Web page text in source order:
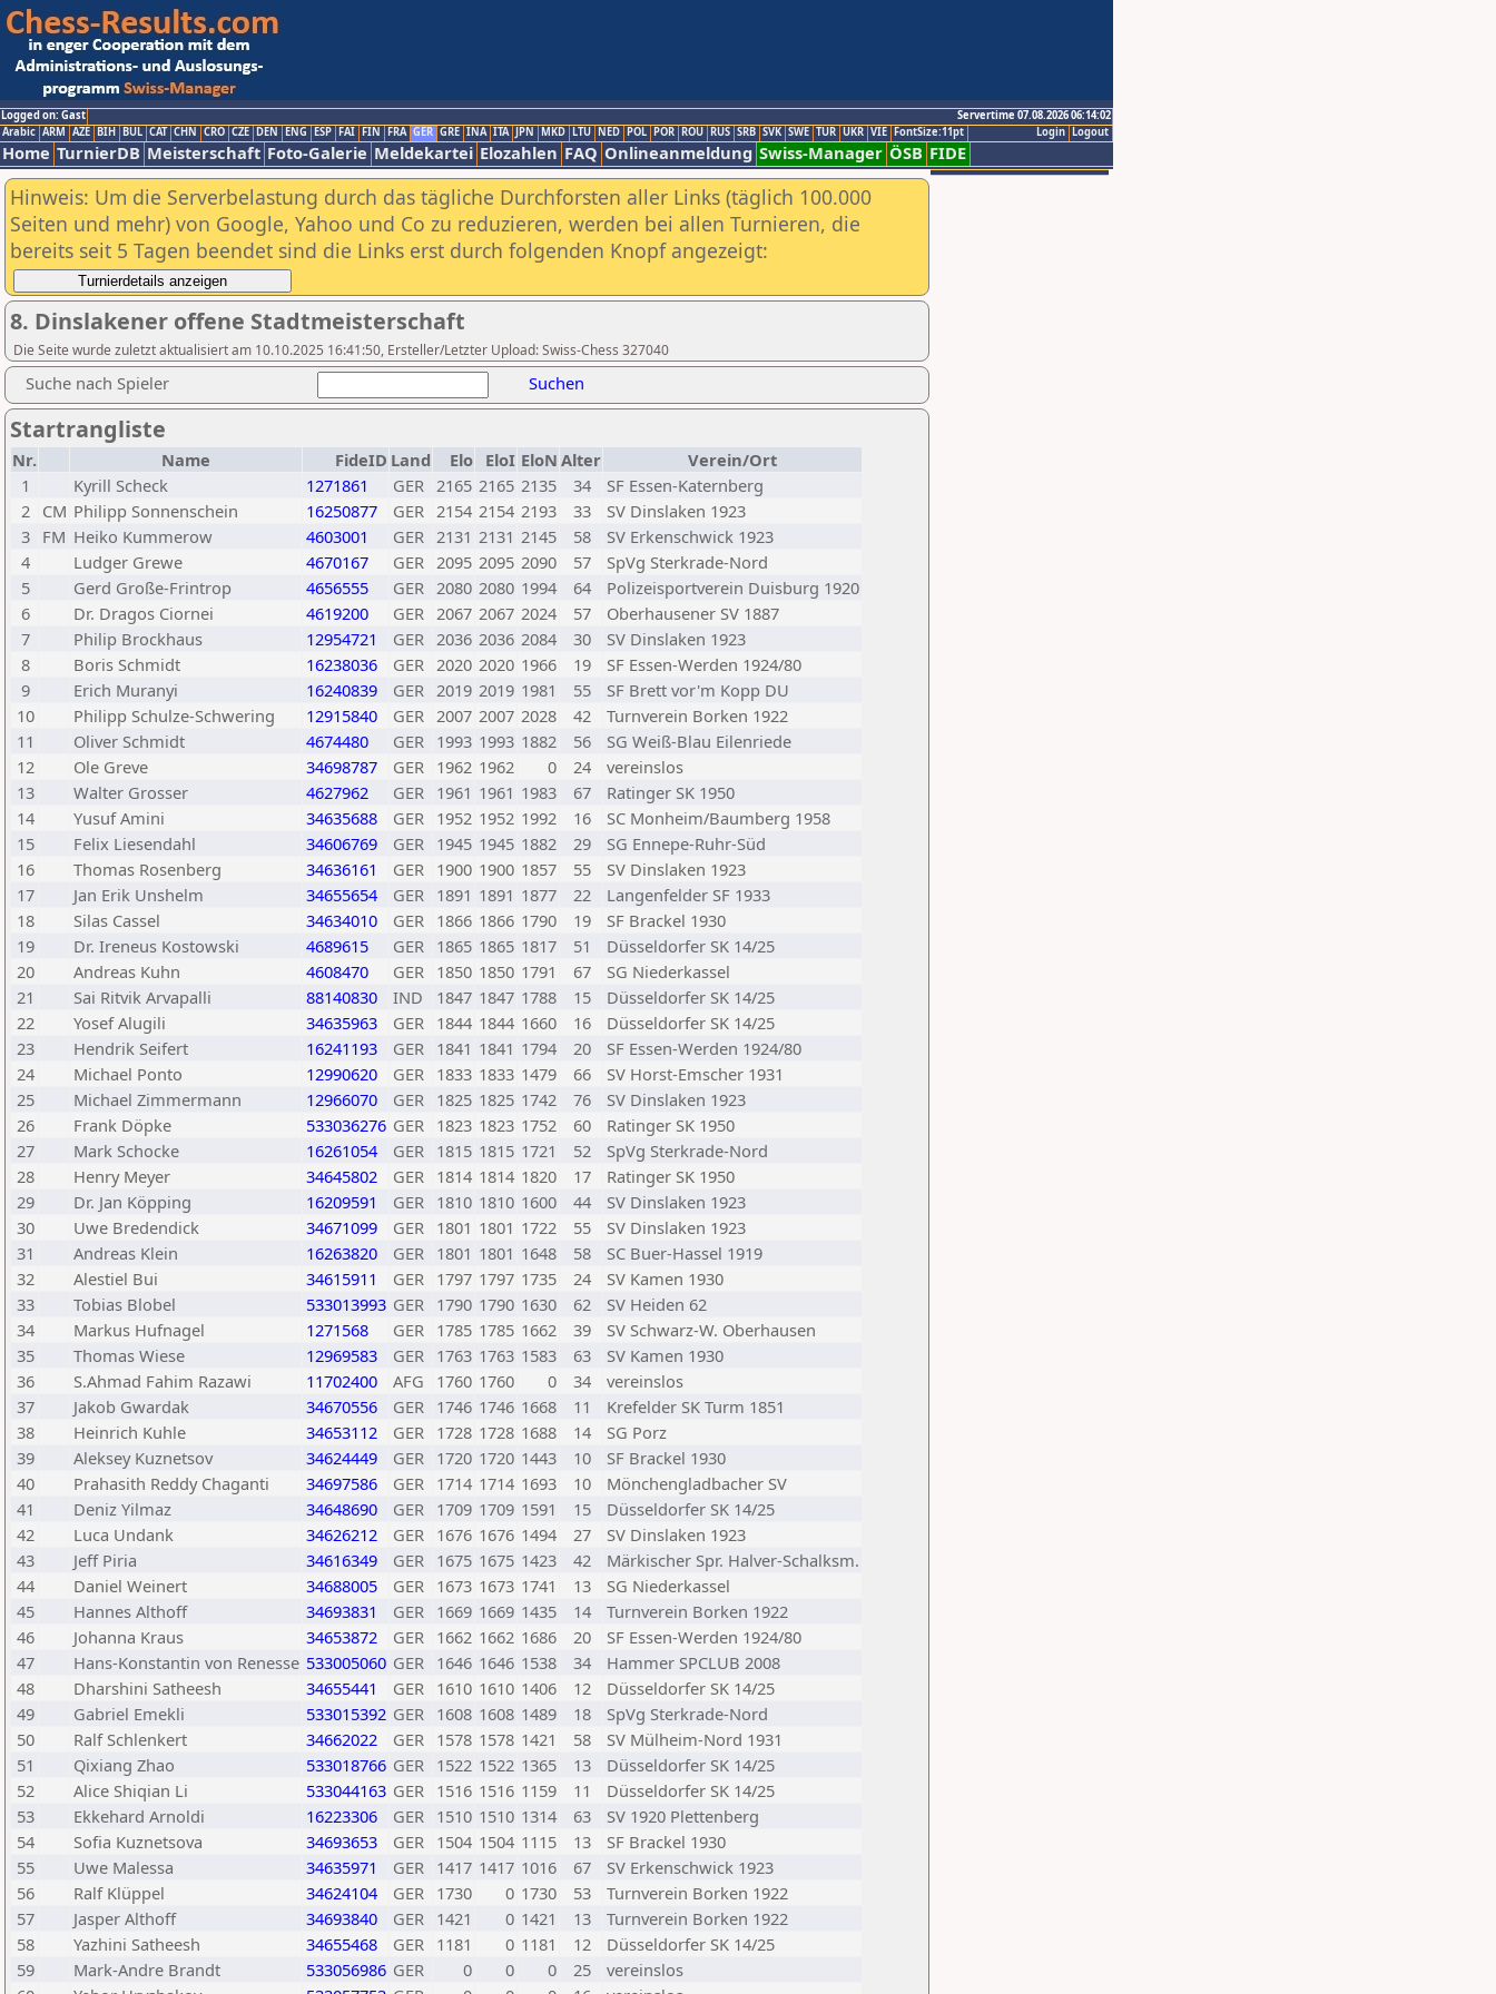
Logged on: Gast
Servertime 07.08.2026 06:14:02
Logout
Login
Arabic ARM AZE BIH BUL CAT CHN CRO CZE DEN ENG ESP FAI FIN FRA GER GRE INA ITA JPN MKD LTU NED POL POR ROU RUS SRB SVK SWE TUR UKR VIE FontSize:11pt
Home TurnierDB Meisterschaft Foto-Galerie Meldekartei Elozahlen FAQ Onlineanmeldung Swiss-Manager ÖSB FIDE
Hinweis: Um die Serverbelastung durch das tägliche Durchforsten aller Links (täglich 100.000
Seiten und mehr) von Google, Yahoo und Co zu reduzieren, werden bei allen Turnieren, die
bereits seit 5 Tagen beendet sind die Links erst durch folgenden Knopf angezeigt:
8. Dinslakener offene Stadtmeisterschaft
Die Seite wurde zuletzt aktualisiert am 10.10.2025 16:41:50, Ersteller/Letzter Upload: Swiss-Chess 327040
Suche nach Spieler Suchen
Startrangliste
Nr. Name FideID Land Elo EloI EloN Alter
Verein/Ort
1
Kyrill Scheck 1271861 GER 2165 2165 2135 34
SF Essen-Katernberg
2
CM Philipp Sonnenschein 16250877 GER 2154 2154 2193 33
SV Dinslaken 1923
3
FM Heiko Kummerow 4603001 GER 2131 2131 2145 58
SV Erkenschwick 1923
4
Ludger Grewe 4670167 GER 2095 2095 2090 57
SpVg Sterkrade-Nord
5
Gerd Große-Frintrop 4656555 GER 2080 2080 1994 64
Polizeisportverein Duisburg 1920
6
Dr. Dragos Ciornei 4619200 GER 2067 2067 2024 57
Oberhausener SV 1887
7
Philip Brockhaus 12954721 GER 2036 2036 2084 30
SV Dinslaken 1923
8
Boris Schmidt 16238036 GER 2020 2020 1966 19
SF Essen-Werden 1924/80
9
Erich Muranyi 16240839 GER 2019 2019 1981 55
SF Brett vor'm Kopp DU
10
Philipp Schulze-Schwering 12915840 GER 2007 2007 2028 42
Turnverein Borken 1922
11
Oliver Schmidt 4674480 GER 1993 1993 1882 56
SG Weiß-Blau Eilenriede
12
Ole Greve 34698787 GER 1962 1962 0 24
vereinslos
13
Walter Grosser 4627962 GER 1961 1961 1983 67
Ratinger SK 1950
14
Yusuf Amini 34635688 GER 1952 1952 1992 16
SC Monheim/Baumberg 1958
15
Felix Liesendahl 34606769 GER 1945 1945 1882 29
SG Ennepe-Ruhr-Süd
16
Thomas Rosenberg 34636161 GER 1900 1900 1857 55
SV Dinslaken 1923
17
Jan Erik Unshelm 34655654 GER 1891 1891 1877 22
Langenfelder SF 1933
18
Silas Cassel 34634010 GER 1866 1866 1790 19
SF Brackel 1930
19
Dr. Ireneus Kostowski 4689615 GER 1865 1865 1817 51
Düsseldorfer SK 14/25
20
Andreas Kuhn 4608470 GER 1850 1850 1791 67
SG Niederkassel
21
Sai Ritvik Arvapalli 88140830 IND 1847 1847 1788 15
Düsseldorfer SK 14/25
22
Yosef Alugili 34635963 GER 1844 1844 1660 16
Düsseldorfer SK 14/25
23
Hendrik Seifert 16241193 GER 1841 1841 1794 20
SF Essen-Werden 1924/80
24
Michael Ponto 12990620 GER 1833 1833 1479 66
SV Horst-Emscher 1931
25
Michael Zimmermann 12966070 GER 1825 1825 1742 76
SV Dinslaken 1923
26
Frank Döpke 533036276 GER 1823 1823 1752 60
Ratinger SK 1950
27
Mark Schocke 16261054 GER 1815 1815 1721 52
SpVg Sterkrade-Nord
28
Henry Meyer 34645802 GER 1814 1814 1820 17
Ratinger SK 1950
29
Dr. Jan Köpping 16209591 GER 1810 1810 1600 44
SV Dinslaken 1923
30
Uwe Bredendick 34671099 GER 1801 1801 1722 55
SV Dinslaken 1923
31
Andreas Klein 16263820 GER 1801 1801 1648 58
SC Buer-Hassel 1919
32
Alestiel Bui 34615911 GER 1797 1797 1735 24
SV Kamen 1930
33
Tobias Blobel 533013993 GER 1790 1790 1630 62
SV Heiden 62
34
Markus Hufnagel 1271568 GER 1785 1785 1662 39
SV Schwarz-W. Oberhausen
35
Thomas Wiese 12969583 GER 1763 1763 1583 63
SV Kamen 1930
36
S.Ahmad Fahim Razawi 11702400 AFG 1760 1760 0 34
vereinslos
37
Jakob Gwardak 34670556 GER 1746 1746 1668 11
Krefelder SK Turm 1851
38
Heinrich Kuhle 34653112 GER 1728 1728 1688 14
SG Porz
39
Aleksey Kuznetsov 34624449 GER 1720 1720 1443 10
SF Brackel 1930
40
Prahasith Reddy Chaganti 34697586 GER 1714 1714 1693 10
Mönchengladbacher SV
41
Deniz Yilmaz 34648690 GER 1709 1709 1591 15
Düsseldorfer SK 14/25
42
Luca Undank 34626212 GER 1676 1676 1494 27
SV Dinslaken 1923
43
Jeff Piria 34616349 GER 1675 1675 1423 42
Märkischer Spr. Halver-Schalksm.
44
Daniel Weinert 34688005 GER 1673 1673 1741 13
SG Niederkassel
45
Hannes Althoff 34693831 GER 1669 1669 1435 14
Turnverein Borken 1922
46
Johanna Kraus 34653872 GER 1662 1662 1686 20
SF Essen-Werden 1924/80
47
Hans-Konstantin von Renesse 533005060 GER 1646 1646 1538 34
Hammer SPCLUB 2008
48
Dharshini Satheesh 34655441 GER 1610 1610 1406 12
Düsseldorfer SK 14/25
49
Gabriel Emekli 533015392 GER 1608 1608 1489 18
SpVg Sterkrade-Nord
50
Ralf Schlenkert 34662022 GER 1578 1578 1421 58
SV Mülheim-Nord 1931
51
Qixiang Zhao 533018766 GER 1522 1522 1365 13
Düsseldorfer SK 14/25
52
Alice Shiqian Li 533044163 GER 1516 1516 1159 11
Düsseldorfer SK 14/25
53
Ekkehard Arnoldi 16223306 GER 1510 1510 1314 63
SV 1920 Plettenberg
54
Sofia Kuznetsova 34693653 GER 1504 1504 1115 13
SF Brackel 1930
55
Uwe Malessa 34635971 GER 1417 1417 1016 67
SV Erkenschwick 1923
56
Ralf Klüppel 34624104 GER 1730 0 1730 53
Turnverein Borken 1922
57
Jasper Althoff 34693840 GER 1421 0 1421 13
Turnverein Borken 1922
58
Yazhini Satheesh 34655468 GER 1181 0 1181 12
Düsseldorfer SK 14/25
59
Mark-Andre Brandt 533056986 GER 0 0 0 25
vereinslos